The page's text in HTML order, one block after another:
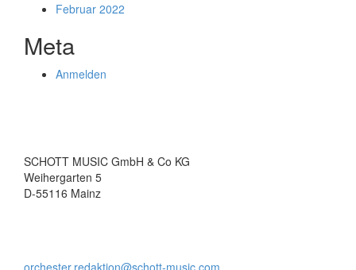
Februar 2022
Meta
Anmelden
SCHOTT MUSIC GmbH & Co KG
Weihergarten 5
D-55116 Mainz
orchester.redaktion@schott-music.com